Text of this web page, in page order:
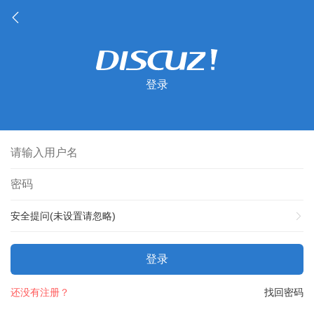
登录
安全提问(未设置请忽略)
登录
找回密码
还没有注册？